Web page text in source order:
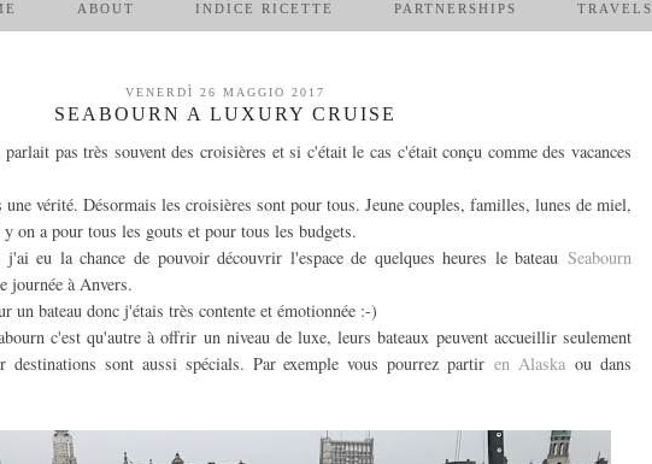
ABOUT INDICE RICETTE PARTNERSHIPS TRAVELS
VENERDÌ 26 MAGGIO 2017
SEABOURN A LUXURY CRUISE
pas très souvent des croisières et si c'était le cas c'était conçu comme des vacances
vérité. Désormais les croisières sont pour tous. Jeune couples, familles, lunes de miel,
on a pour tous les gouts et pour tous les budgets.
eu la chance de pouvoir découvrir l'espace de quelques heures le bateau Seabourn
journée à Anvers.
un bateau donc j'étais très contente et émotionnée :-)
c'est qu'autre à offrir un niveau de luxe, leurs bateaux peuvent accueillir seulement
destinations sont aussi spécials. Par exemple vous pourrez partiren Alaska ou dans